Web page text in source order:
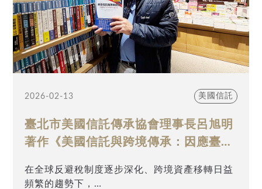
2026-02-13 美國信託
臺北市美國信託傳承協會理事長呂旭明
著作《美國信託與跨境傳承：因應臺灣
在全球反避稅制度逐步深化、跨境資產移轉日益
頻繁的趨勢下，